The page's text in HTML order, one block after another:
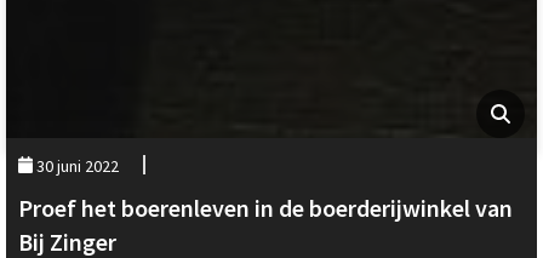
30 juni 2022
Proef het boerenleven in de boerderijwinkel van
Bij Zinger